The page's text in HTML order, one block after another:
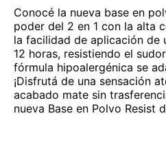
Conocé la nueva base en
poder del 2 en 1 con la alta
la facilidad de aplicación de
12 horas, resistiendo el
fórmula hipoalergénica se
¡Disfrutá de una sensación
acabado mate sin
nueva Base en Polvo Resist